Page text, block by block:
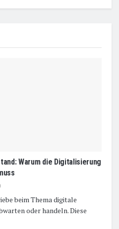
Warum die Digitalisierung
beim Thema digitale
oder handeln. Diese